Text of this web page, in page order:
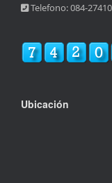
Telefono: 084-
Ubicación